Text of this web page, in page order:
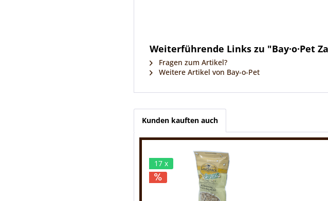
Weiterführende Links zu "Bay·o·Pet
Fragen zum Artikel?
Weitere Artikel von Bay-o-Pet
Kunden kauften auch
17 x